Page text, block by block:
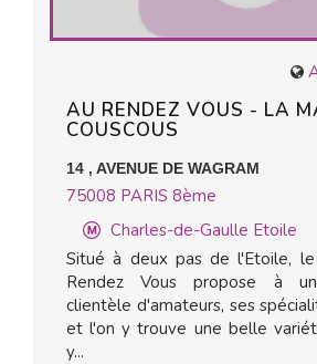
AU RENDEZ VOUS - LA
COUSCOUS
14 , AVENUE DE WAGRAM
75008 PARIS 8ème
Charles-de-Gaulle Etoile
Situé à deux pas de l'Etoile,
Rendez Vous propose à
clientèle d'amateurs, ses
et l'on y trouve une belle
y...